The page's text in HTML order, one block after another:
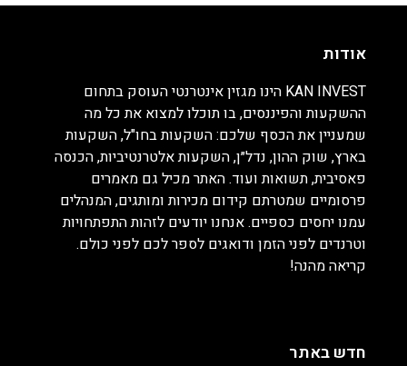
אודות
KAN INVEST הינו מגזין אינטרנטי העוסק בתחום
ההשקעות והפיננסים, בו תוכלו למצוא את כל מה
שמעניין את הכסף שלכם: השקעות בחו"ל, השקעות
בארץ, שוק ההון, נדל״ן, השקעות אלטרנטיביות, הכנסה
פאסיבית, תשואות ועוד. האתר מכיל גם מאמרים
פרסומיים שמטרתם קידום מכירות ומותגים, המנהלים
עמנו יחסים כספיים. אנחנו יודעים לזהות התפתחויות
וטרנדים לפני הזמן ודואגים לספר לכם לפני כולם.
קריאה מהנה!
חדש באתר